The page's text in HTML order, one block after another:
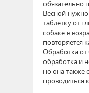
обязательно
Весной
таблетку от
собаке в
повторяется
Обработка
обработка и
но она также
проводиться